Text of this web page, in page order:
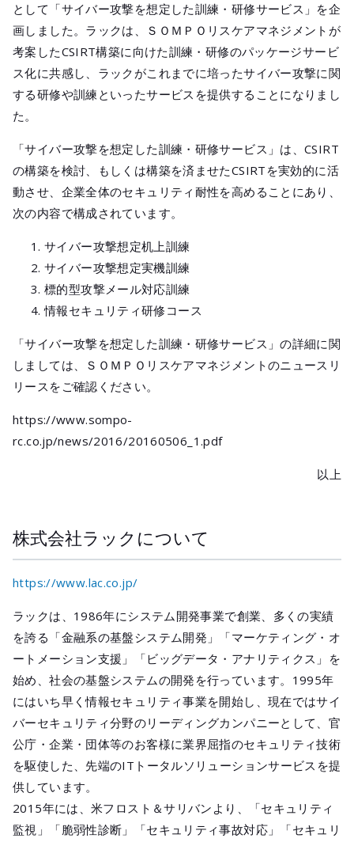
として「サイバー攻撃を想定した訓練・研修サービス」を企
画しました。ラックは、ＳＯＭＰＯリスケアマネジメントが
考案したCSIRT構築に向けた訓練・研修のパッケージサービ
ス化に共感し、ラックがこれまでに培ったサイバー攻撃に関
する研修や訓練といったサービスを提供することになりまし
た。
「サイバー攻撃を想定した訓練・研修サービス」は、CSIRT
の構築を検討、もしくは構築を済ませたCSIRTを実効的に活
動させ、企業全体のセキュリティ耐性を高めることにあり、
次の内容で構成されています。
サイバー攻撃想定机上訓練
サイバー攻撃想定実機訓練
標的型攻撃メール対応訓練
情報セキュリティ研修コース
「サイバー攻撃を想定した訓練・研修サービス」の詳細に関
しましては、ＳＯＭＰＯリスケアマネジメントのニュースリ
リースをご確認ください。
https://www.sompo-
rc.co.jp/news/2016/20160506_1.pdf
以上
株式会社ラックについて
https://www.lac.co.jp/
ラックは、1986年にシステム開発事業で創業、多くの実績
を誇る「金融系の基盤システム開発」「マーケティング・オ
ートメーション支援」「ビッグデータ・アナリティクス」を
始め、社会の基盤システムの開発を行っています。1995年
にはいち早く情報セキュリティ事業を開始し、現在ではサイ
バーセキュリティ分野のリーディングカンパニーとして、官
公庁・企業・団体等のお客様に業界屈指のセキュリティ技術
を駆使した、先端のITトータルソリューションサービスを提
供しています。
2015年には、米フロスト＆サリバンより、「セキュリティ
監視」「脆弱性診断」「セキュリティ事故対応」「セキュリ